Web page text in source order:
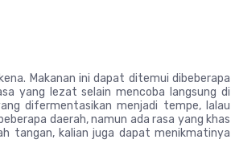
Makanan ini dapat ditemui dibeberapa
yang lezat selain mencoba langsung di
difermentasikan menjadi tempe, lalau
daerah, namun ada rasa yang khas
tangan, kalian juga dapat menikmatinya